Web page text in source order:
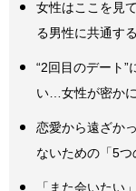
女性はここを見
る男性に共通す
“2回目のデート”
い…女性が密か
恋愛から遠ざか
ないための「5つ
「また会いたい